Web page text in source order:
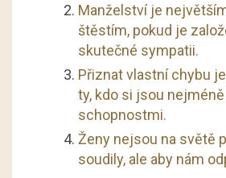
Manželství je
štěstím, pokud je
skutečné sympatii.
Přiznat vlastní chybu
ty, kdo si jsou
schopnostmi.
Ženy nejsou na světě
soudily, ale aby nám